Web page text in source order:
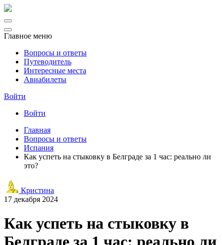
Главное меню
Вопросы и ответы
Путеводитель
Интересные места
Авиабилеты
Войти
Войти
Главная
Вопросы и ответы
Испания
Как успеть на стыковку в Белграде за 1 час: реально ли
это?
Кристина
17 декабря 2024
Как успеть на стыковку в